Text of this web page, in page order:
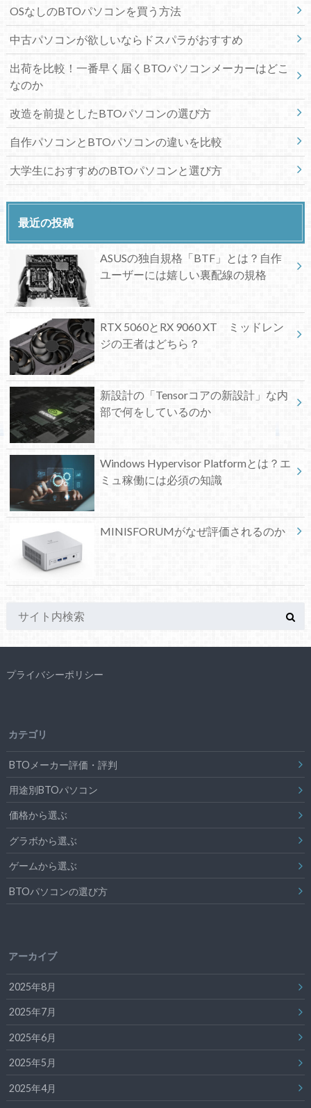
OSなしのBTOパソコンを買う方法
中古パソコンが欲しいならドスパラがおすすめ
出荷を比較！一番早く届くBTOパソコンメーカーはどこ
なのか
改造を前提としたBTOパソコンの選び方
自作パソコンとBTOパソコンの違いを比較
大学生におすすめのBTOパソコンと選び方
最近の投稿
ASUSの独自規格「BTF」とは？自作
ユーザーには嬉しい裏配線の規格
RTX 5060とRX 9060 XT ミッドレン
ジの王者はどちら？
新設計の「Tensorコアの新設計」な内
部で何をしているのか
Windows Hypervisor Platformとは？エ
ミュ稼働には必須の知識
MINISFORUMがなぜ評価されるのか
プライバシーポリシー
カテゴリ
BTOメーカー評価・評判
用途別BTOパソコン
価格から選ぶ
グラボから選ぶ
ゲームから選ぶ
BTOパソコンの選び方
アーカイブ
2025年8月
2025年7月
2025年6月
2025年5月
2025年4月